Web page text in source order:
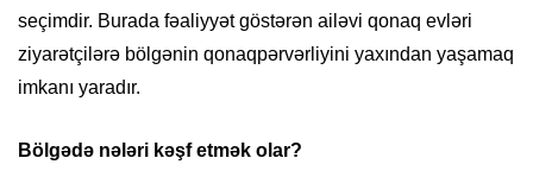
seçimdir. Burada fəaliyyət göstərən ailəvi qonaq evləri
ziyarətçilərə bölgənin qonaqpərvərliyini yaxından yaşamaq
imkanı yaradır.
Bölgədə nələri kəşf etmək olar?